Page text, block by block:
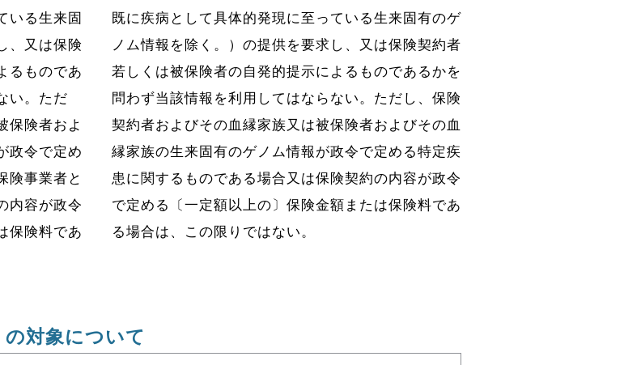
いる生来固
、又は保険
るものであ
い。ただ
保険者およ
政令で定め
険事業者と
内容が政令
保険料であ
既に疾病として具体的発現に至っている生来固有のゲ
ノム情報を除く。）の提供を要求し、又は保険契約者
若しくは被保険者の自発的提示によるものであるかを
問わず当該情報を利用してはならない。ただし、保険
契約者およびその血縁家族又は被保険者およびその血
縁家族の生来固有のゲノム情報が政令で定める特定疾
患に関するものである場合又は保険契約の内容が政令
で定める〔一定額以上の〕保険金額または保険料であ
る場合は、この限りではない。
対象について